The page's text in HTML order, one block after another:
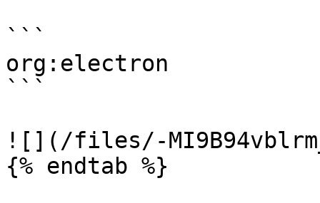
```
org:electron
```
![](/files/-
{% endtab %}